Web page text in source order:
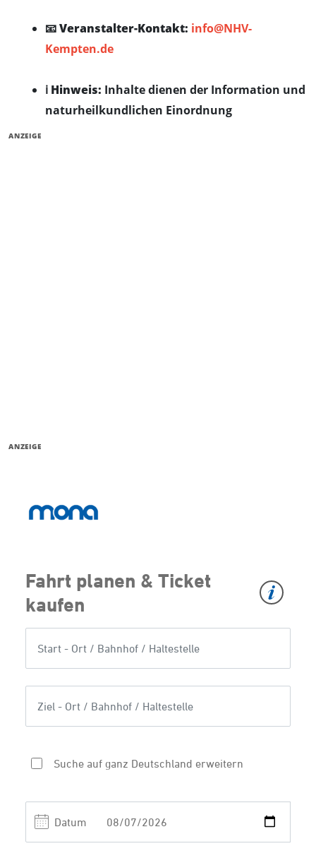
📧Veranstalter-Kontakt: info@NHV-
Kempten.de
ℹ️ Hinweis: Inhalte dienen der Information und
naturheilkundlichen Einordnung
ANZEIGE
ANZEIGE